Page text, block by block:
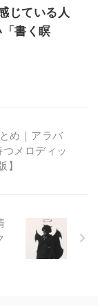
じている人
書く瞑
め｜アラバ
メロディッ